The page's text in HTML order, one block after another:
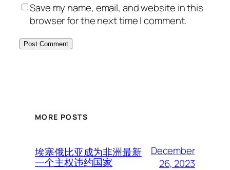
Save my name, email, and website in this
browser for the next time I comment.
MORE POSTS
埃塞俄比亚成为非洲最新
一个主权违约国家
December
26, 2023